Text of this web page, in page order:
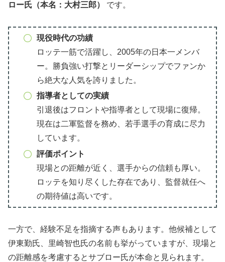
ロー氏（本名：大村三郎）
です。
現役時代の功績
ロッテ一筋で活躍し、2005年の日本一メンバ
ー。勝負強い打撃とリーダーシップでファンか
ら絶大な人気を誇りました。
指導者としての実績
引退後はフロントや指導者として現場に復帰。
現在は二軍監督を務め、若手選手の育成に尽力
しています。
評価ポイント
現場との距離が近く、選手からの信頼も厚い。
ロッテを知り尽くした存在であり、監督就任へ
の期待値は高いです。
一方で、経験不足を指摘する声もあります。他候補として
伊東勤氏、里崎智也氏の名前も挙がっていますが、現場と
の距離感を考慮するとサブロー氏が本命と見られます。